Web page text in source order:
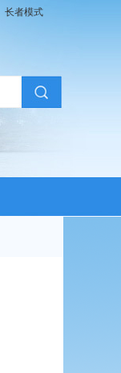
长者模式